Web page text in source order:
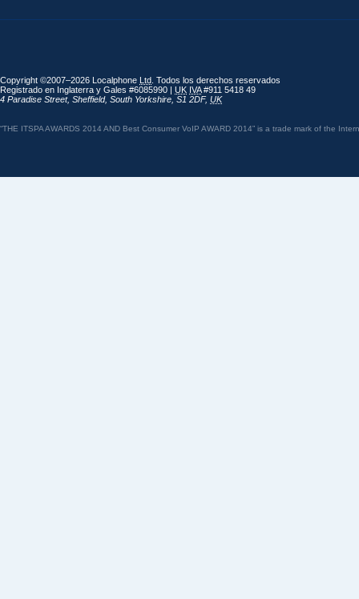
Copyright ©2007–2026 Localphone Ltd . Todos los derechos reservados
Registrado en Inglaterra y Gales #6085990 | UK IVA#911 5418 49
4 Paradise Street, Sheffield, South Yorkshire S1 2DF, UK
“THE ITSPA AWARDS 2014 AND Best Consumer VoIP AWARD 2014” is a trade mark of the